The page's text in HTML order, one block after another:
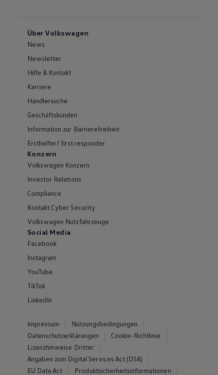
Über Volkswagen
News
Newsletter
Hilfe & Kontakt
Karriere
Händlersuche
Geschäftskunden
Information zur Barrierefreiheit
Ersthelfer/ first responder
Konzern
Volkswagen Konzern
Investor Relations
Compliance
Kontakt Cyber Security
Volkswagen Nutzfahrzeuge
Social Media
Facebook
Instagram
YouTube
TikTok
LinkedIn
Impressum
Nutzungsbedingungen
Datenschutzerklärungen
Cookie-Richtlinie
Lizenzhinweise Dritter
Angaben zum Digital Services Act (DSA)
EU Data Act
Produktsicherheitsinformationen